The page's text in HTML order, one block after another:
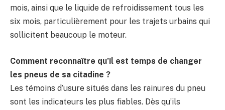
mois, ainsi que le liquide de refroidissement tous les
six mois, particulièrement pour les trajets urbains qui
sollicitent beaucoup le moteur.
Comment reconnaître qu’il est temps de changer
les pneus de sa citadine ?
Les témoins d’usure situés dans les rainures du pneu
sont les indicateurs les plus fiables. Dès qu’ils